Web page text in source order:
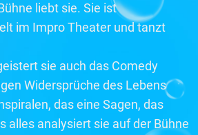
liebt sie. Sie ist
im Impro Theater und tanzt
sie auch das Comedy
Widersprüche des Lebens
das eine Sagen, das
alles analysiert sie auf der Bühne